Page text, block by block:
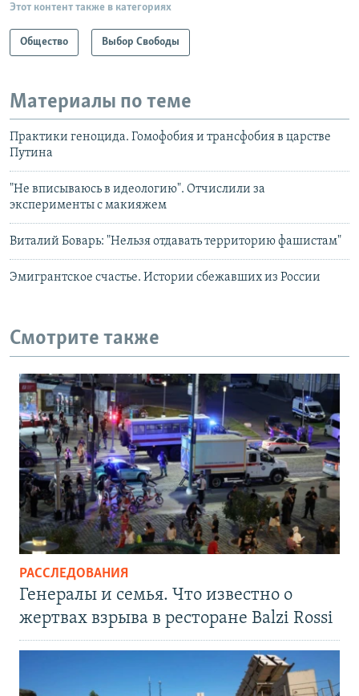
Этот контент также в категориях
Общество Выбор Свободы
Материалы по теме
Практики геноцида. Гомофобия и трансфобия в царстве
Путина
"Не вписываюсь в идеологию". Отчислили за
эксперименты с макияжем
Виталий Боварь: "Нельзя отдавать территорию фашистам"
Эмигрантское счастье. Истории сбежавших из России
Смотрите также
РАССЛЕДОВАНИЯ
Генералы и семья. Что известно о
жертвах взрыва в ресторане Balzi Rossi